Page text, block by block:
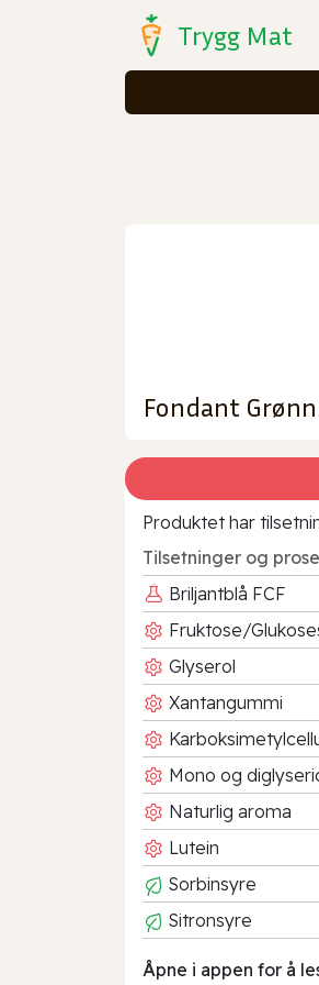
Trygg Mat
Fondant Grønn
Produktet har
Tilsetninger og
Briljantblå FCF
Fruktose/
Glyserol
Xantangummi
Mono og
Naturlig aroma
Lutein
Sorbinsyre
Sitronsyre
Åpne i appen for å